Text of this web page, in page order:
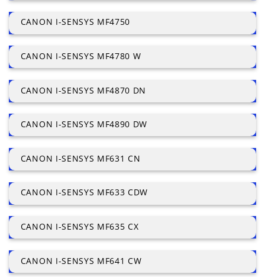
CANON I-SENSYS MF4750
CANON I-SENSYS MF4780 W
CANON I-SENSYS MF4870 DN
CANON I-SENSYS MF4890 DW
CANON I-SENSYS MF631 CN
CANON I-SENSYS MF633 CDW
CANON I-SENSYS MF635 CX
CANON I-SENSYS MF641 CW